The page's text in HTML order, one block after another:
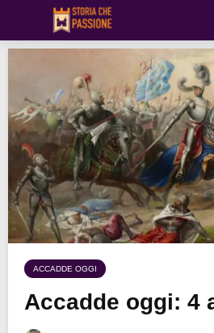
ACCADDE OGGI
Accadde oggi: 4